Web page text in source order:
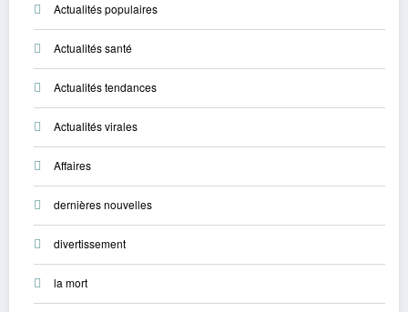
Actualités populaires
Actualités santé
Actualités tendances
Actualités virales
Affaires
dernières nouvelles
divertissement
la mort